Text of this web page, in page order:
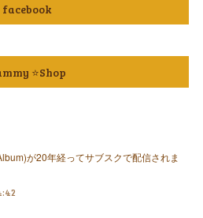
facebook
⭐️Shop
が20年経ってサブスクで配信されま